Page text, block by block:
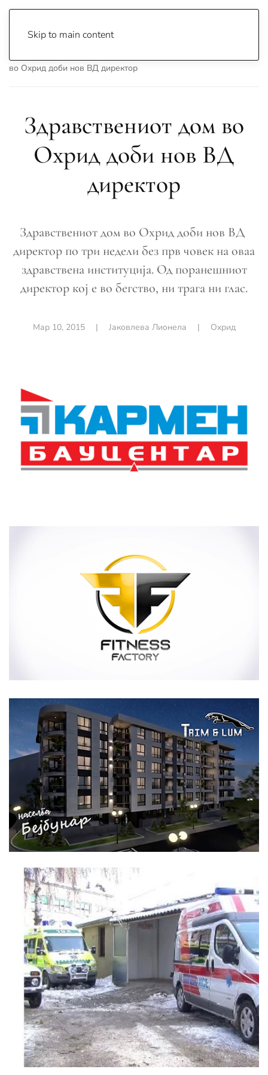
Skip to main content
во Охрид доби нов ВД директор
Здравствениот дом во
Охрид доби нов ВД
директор
Здравствениот дом во Охрид доби нов ВД
директор по три недели без прв човек на оваа
здравствена институција. Од поранешниот
директор кој е во бегство, ни трага ни глас.
Мар 10, 2015| Јаковлева Лионела | Охрид